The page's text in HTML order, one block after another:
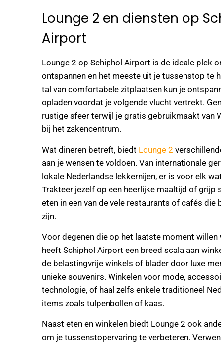
Lounge 2 en diensten op
Airport
Lounge 2 op Schiphol Airport is de ideale plek
ontspannen en het meeste uit je tussenstop te
tal van comfortabele zitplaatsen kun je
opladen voordat je volgende vlucht vertrekt.
rustige sfeer terwijl je gratis gebruikmaakt van
bij het zakencentrum.
Wat dineren betreft, biedt Lounge 2
aan je wensen te voldoen. Van internationale
lokale Nederlandse lekkernijen, er is voor elk
Trakteer jezelf op een heerlijke maaltijd of grijp
eten in een van de vele restaurants of cafés die
zijn.
Voor degenen die op het laatste moment willen
heeft Schiphol Airport een breed scala aan
de belastingvrije winkels of blader door luxe
unieke souvenirs. Winkelen voor mode,
technologie, of haal zelfs enkele traditioneel
items zoals tulpenbollen of kaas.
Naast eten en winkelen biedt Lounge 2 ook
om je tussenstopervaring te verbeteren.